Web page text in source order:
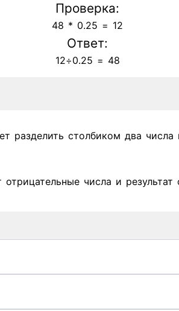
Проверка:
48 * 0.25 = 12
Ответ:
12÷0.25 = 48
разделить столбиком два
числа и результат